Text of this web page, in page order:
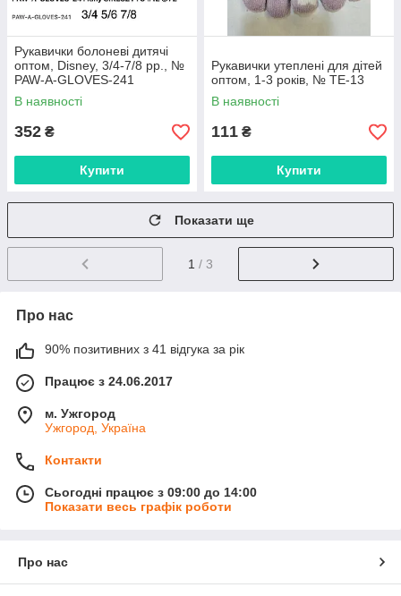
Рукавички болоневі дитячі
оптом, Disney, 3/4-7/8 рр., №
PAW-A-GLOVES-241
В наявності
352 ₴
Купити
Рукавички утеплені для дітей
оптом, 1-3 років, № TE-13
В наявності
111 ₴
Купити
Показати ще
1 / 3
Про нас
90% позитивних з 41 відгука за рік
Працює з 24.06.2017
м. Ужгород
Ужгород, Україна
Контакти
Сьогодні працює з 09:00 до 14:00
Показати весь графік роботи
Про нас